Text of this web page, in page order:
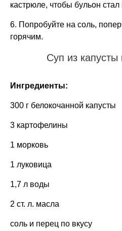
кастрюле, чтобы бульон
6. Попробуйте на соль,
горячим.
Суп из
Ингредиенты:
300 г белокочанной капусты
3 картофелины
1 морковь
1 луковица
1,7 л воды
2 ст. л. масла
соль и перец по вкусу